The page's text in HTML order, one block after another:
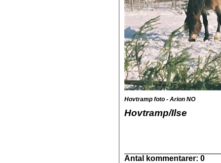
Hovtramp foto - Arion NO
Hovtramp/Ilse
Antal kommentarer: 0